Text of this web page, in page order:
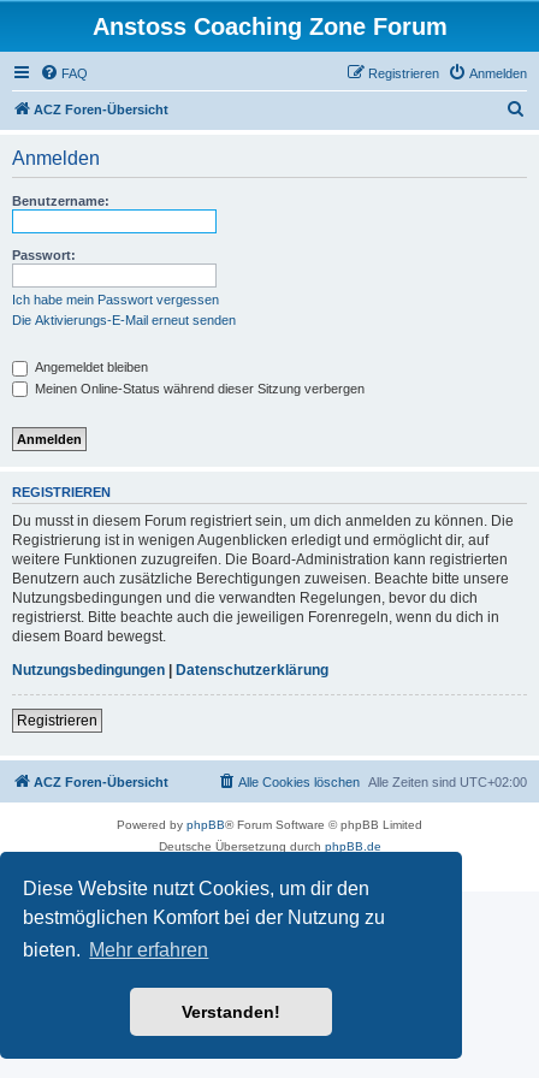
Diese Website nutzt Cookies, um dir den
bestmöglichen Komfort bei der Nutzung zu
bieten. Mehr erfahren
Verstanden!
Anstoss Coaching Zone Forum
FAQ Anmelden
Registrieren
ACZ Foren-Übersicht
Anmelden
Benutzername:
Passwort:
Ich habe mein Passwort vergessen
Die Aktivierungs-E-Mail erneut senden
Angemeldet bleiben
Meinen Online-Status während dieser Sitzung verbergen
REGISTRIEREN
Du musst in diesem Forum registriert sein, um dich anmelden zu können. Die
Registrierung ist in wenigen Augenblicken erledigt und ermöglicht dir, auf
weitere Funktionen zuzugreifen. Die Board-Administration kann registrierten
Benutzern auch zusätzliche Berechtigungen zuweisen. Beachte bitte unsere
Nutzungsbedingungen und die verwandten Regelungen, bevor du dich
registrierst. Bitte beachte auch die jeweiligen Forenregeln, wenn du dich in
diesem Board bewegst.
Nutzungsbedingungen | Datenschutzerklärung
Registrieren
ACZ Foren-Übersicht Alle Zeiten sind UTC+02:00
Alle Cookies löschen
Powered by phpBB® Forum Software © phpBB Limited
Deutsche Übersetzung durch phpBB.de